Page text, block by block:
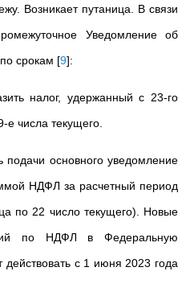
Возникает путаница. В связи
Уведомление об
срокам [9]:
налог, удержанный с 23-го
числа текущего.
подачи основного уведомление
НДФЛ за расчетный период
по 22 число текущего). Новые
по НДФЛ в Федеральную
с 1 июня 2023 года